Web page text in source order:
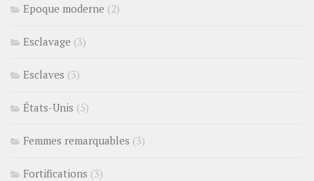
Epoque moderne (2)
Esclavage (3)
Esclaves (3)
États-Unis (5)
Femmes remarquables (3)
Fortifications (3)